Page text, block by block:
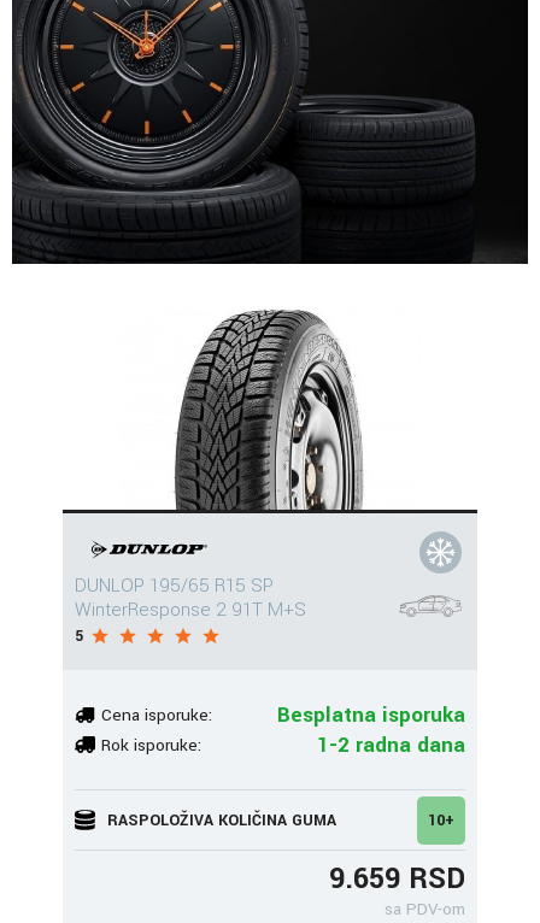
DUNLOP 195/65 R15 SP
WinterResponse 2 91T M+S
5
Cena isporuke: Besplatna isporuka
Rok isporuke: 1-2 radna dana
RASPOLOŽIVA KOLIČINA GUMA 10+
9.659 RSD
sa PDV-om